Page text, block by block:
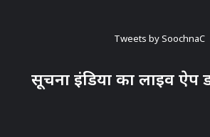
Tweets by SoochnaC
सूचना इंडिया का लाइव ऐप